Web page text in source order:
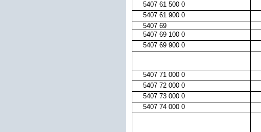
5407 61 500 0
5407 61 900 0
5407 69
5407 69 100 0
5407 69 900 0
5407 71 000 0
5407 72 000 0
5407 73 000 0
5407 74 000 0